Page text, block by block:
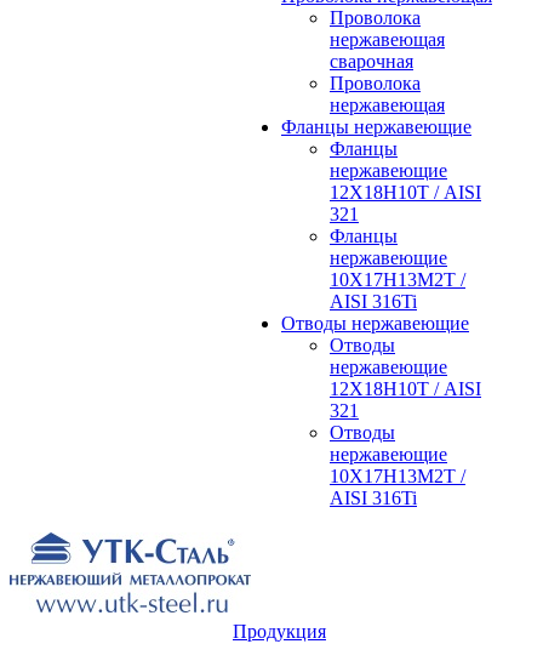
Проволока
нержавеющая
сварочная
Проволока
нержавеющая
Фланцы нержавеющие
Фланцы
нержавеющие
12Х18Н10Т / AISI
321
Фланцы
нержавеющие
10Х17Н13М2Т /
AISI 316Ti
Отводы нержавеющие
Отводы
нержавеющие
12Х18Н10Т / AISI
321
Отводы
нержавеющие
10Х17Н13М2Т /
AISI 316Ti
Продукция